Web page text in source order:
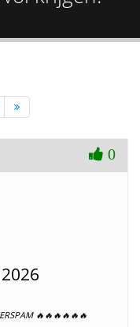
0
🔥🔥🔥🔥🔥🔥